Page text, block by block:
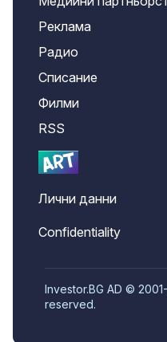
Реклама
Радио
Списание
Филми
RSS
Лични данни
Confidentiality
Investor.BG AD ©
reserved.